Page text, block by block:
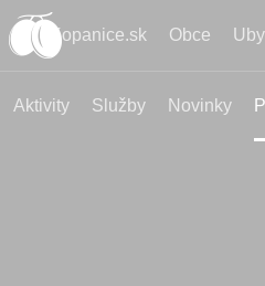
Kopanice.sk Obce
Aktivity Služby Novinky